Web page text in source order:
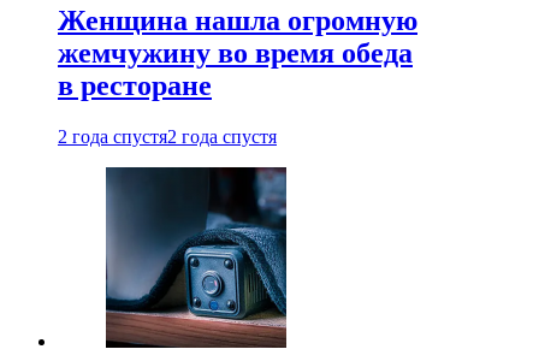
Женщина нашла огромную
жемчужину во время обеда
в ресторане
2 года спустя2 года спустя